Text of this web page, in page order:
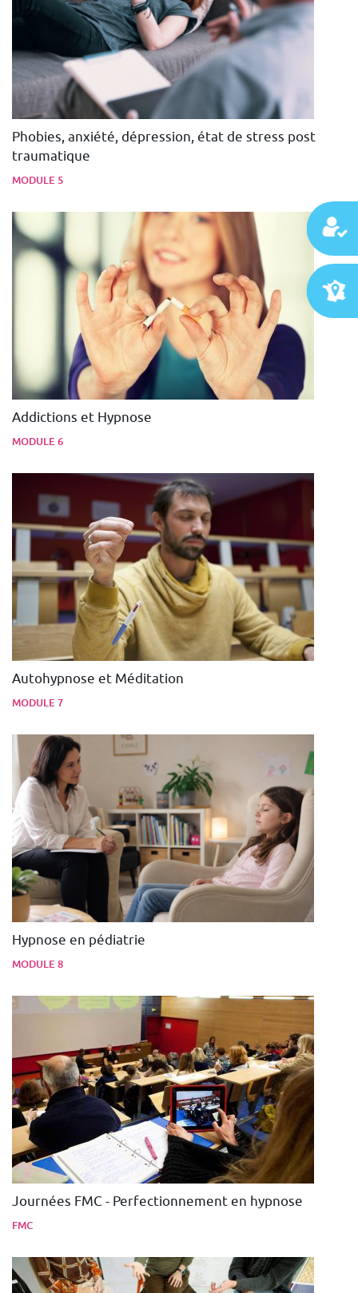
Phobies, anxiété, dépression, état de stress post
traumatique
MODULE 5
Addictions et Hypnose
MODULE 6
Autohypnose et Méditation
MODULE 7
Hypnose en pédiatrie
MODULE 8
Journées FMC - Perfectionnement en hypnose
FMC